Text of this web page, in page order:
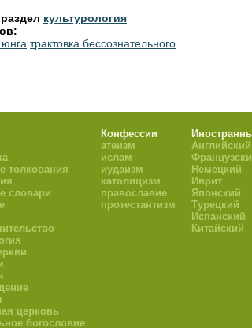
культурология
трактовка бессознательного
толкования
словари
церковь
богословие
Конфессии
атеизм
ислам
иудаизм
католицизм
православие
протестантизм
Английский
Немецкий
Иврит
Японский
Турецкий
Испанский
Китайский